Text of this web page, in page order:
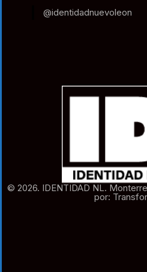
@identidadnuevoleon
© 2026. IDENTIDAD NL.
por: